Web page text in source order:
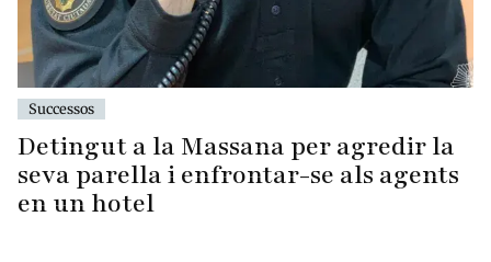
Successos
Detingut a la Massana per agredir la
seva parella i enfrontar-se als agents
en un hotel